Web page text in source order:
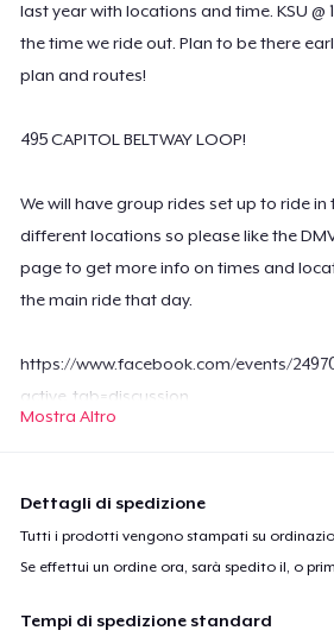
last year with locations and time. KSU @
the time we ride out. Plan to be there
plan and routes!
495 CAPITOL BELTWAY LOOP!
We will have group rides set up to ride
different locations so please like the
page to get more info on times and
the main ride that day.
https://www.facebook.com/events/
active_tab=discussion
Mostra Altro
Dettagli di spedizione
Tutti i prodotti vengono stampati su
Se effettui un ordine ora, sarà spedito il, o
Tempi di spedizione standard